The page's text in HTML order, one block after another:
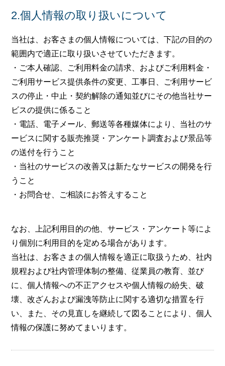
2.個人情報の取り扱いについて
当社は、お客さまの個人情報については、下記の目的の
範囲内で適正に取り扱いさせていただきます。
・ご本人確認、ご利用料金の請求、およびご利用料金・
ご利用サービス提供条件の変更、工事日、ご利用サービ
スの停止・中止・契約解除の通知並びにその他当社サー
ビスの提供に係ること
・電話、電子メール、郵送等各種媒体により、当社のサ
ービスに関する販売推奨・アンケート調査および景品等
の送付を行うこと
・当社のサービスの改善又は新たなサービスの開発を行
うこと
・お問合せ、ご相談にお答えすること
なお、上記利用目的の他、サービス・アンケート等によ
り個別に利用目的を定める場合があります。
当社は、お客さまの個人情報を適正に取扱うため、社内
規程および社内管理体制の整備、従業員の教育、並び
に、個人情報への不正アクセスや個人情報の紛失、破
壊、改ざんおよび漏洩等防止に関する適切な措置を行
い、また、その見直しを継続して図ることにより、個人
情報の保護に努めてまいります。